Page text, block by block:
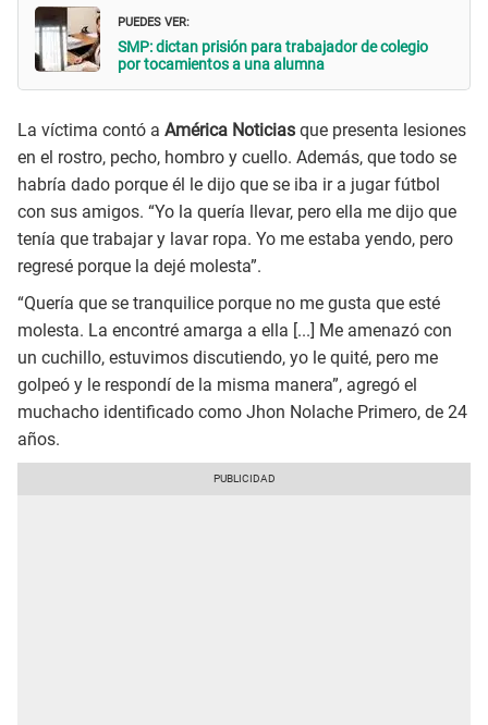
PUEDES VER:
SMP: dictan prisión para trabajador de colegio
por tocamientos a una alumna
La víctima contó a América Noticias que presenta lesiones
en el rostro, pecho, hombro y cuello. Además, que todo se
habría dado porque él le dijo que se iba ir a jugar fútbol
con sus amigos. “Yo la quería llevar, pero ella me dijo que
tenía que trabajar y lavar ropa. Yo me estaba yendo, pero
regresé porque la dejé molesta”.
“Quería que se tranquilice porque no me gusta que esté
molesta. La encontré amarga a ella [...] Me amenazó con
un cuchillo, estuvimos discutiendo, yo le quité, pero me
golpeó y le respondí de la misma manera”, agregó el
muchacho identificado como Jhon Nolache Primero, de 24
años.